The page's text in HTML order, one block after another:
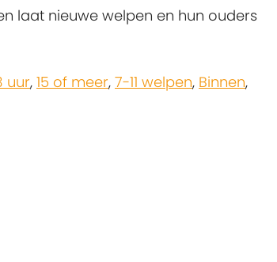
laat nieuwe welpen en hun ouders
uur, 15 of meer, 7-11 welpen, Binnen,